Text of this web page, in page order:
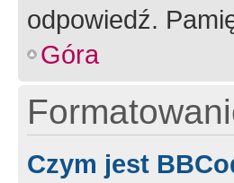
odpowiedź.
Góra
Czym jest